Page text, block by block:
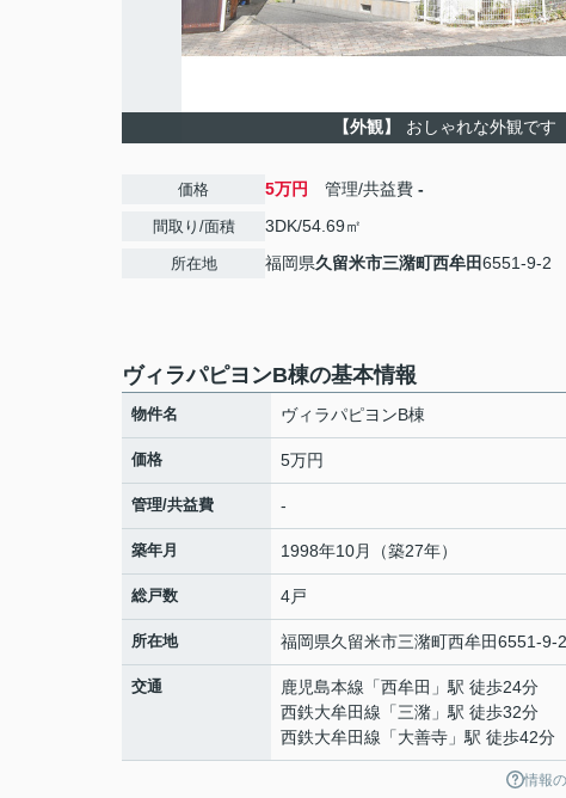
【外観】 おしゃれな外観です
価格 5万円 管理/共益費 -
間取り/面積 3DK/54.69㎡
所在地 福岡県久留米市三潴町西牟田6551-9-2
ヴィラパピヨンB棟の基本情報
物件名 ヴィラパピヨンB棟
価格 5万円
管理/共益費 -
築年月 1998年10月（築27年）
総戸数 4戸
所在地 福岡県久留米市三潴町西牟田6551-9-2
交通 鹿児島本線 「西牟田 」駅 徒歩24分
西鉄大牟田線 「三潴 」駅 徒歩32分
西鉄大牟田線 「大善寺 」駅 徒歩42分
情報